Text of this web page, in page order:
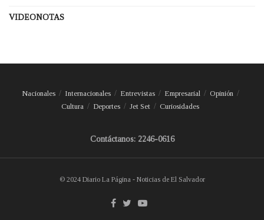
VIDEONOTAS
Nacionales Internacionales Entrevistas Empresarial
Opinión
Cultura
Deportes Jet Set Curiosidades
Contáctanos: 2246-0616
© 2024 Diario La Página - Noticias de El Salvador